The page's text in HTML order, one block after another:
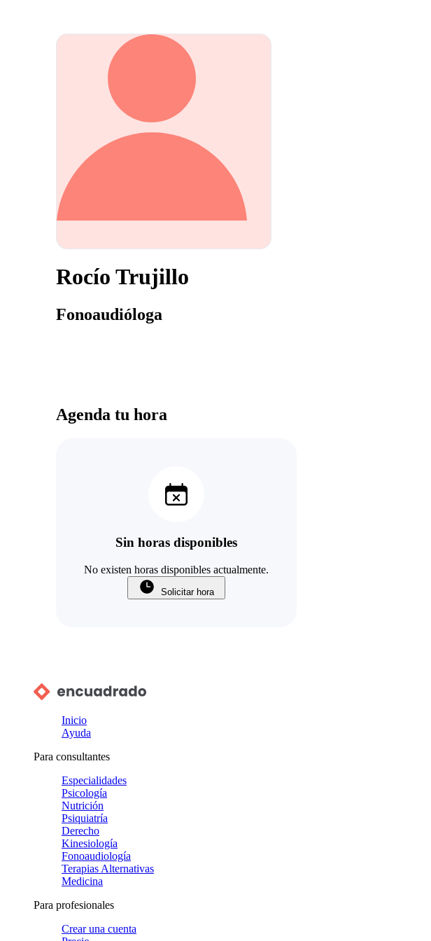
Rocío Trujillo
Fonoaudióloga
Agenda tu hora
Sin horas disponibles
No existen horas disponibles actualmente.
Solicitar hora
Inicio
Ayuda
Para consultantes
Especialidades
Psicología
Nutrición
Psiquiatría
Derecho
Kinesiología
Fonoaudiología
Terapias Alternativas
Medicina
Para profesionales
Crear una cuenta